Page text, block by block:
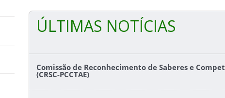
ÚLTIMAS NOTÍCIAS
Comissão de Reconhecimento de Saberes e
(CRSC-PCCTAE)